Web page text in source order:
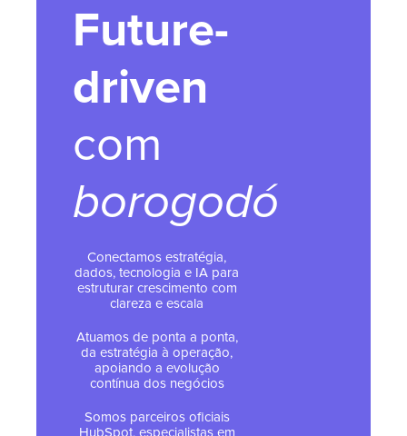
Future-
driven
com
borogodó
Conectamos estratégia,
dados, tecnologia e IA para
estruturar crescimento com
clareza e escala
Atuamos de ponta a ponta,
da estratégia à operação,
apoiando a evolução
contínua dos negócios
Somos parceiros oficiais
HubSpot, especialistas em